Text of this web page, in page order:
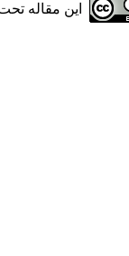
این مقاله